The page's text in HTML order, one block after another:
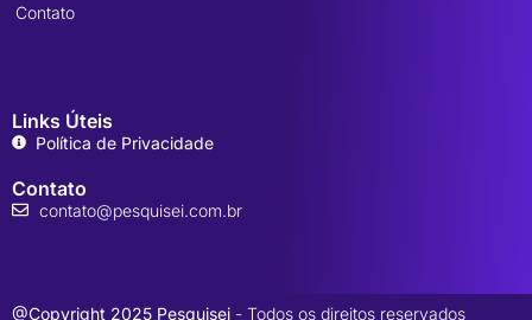
Contato
Links Úteis
Política de Privacidade
Contato
contato@pesquisei.com.br
@Copyright 2025 Pesquisei - Todos os direitos reservados